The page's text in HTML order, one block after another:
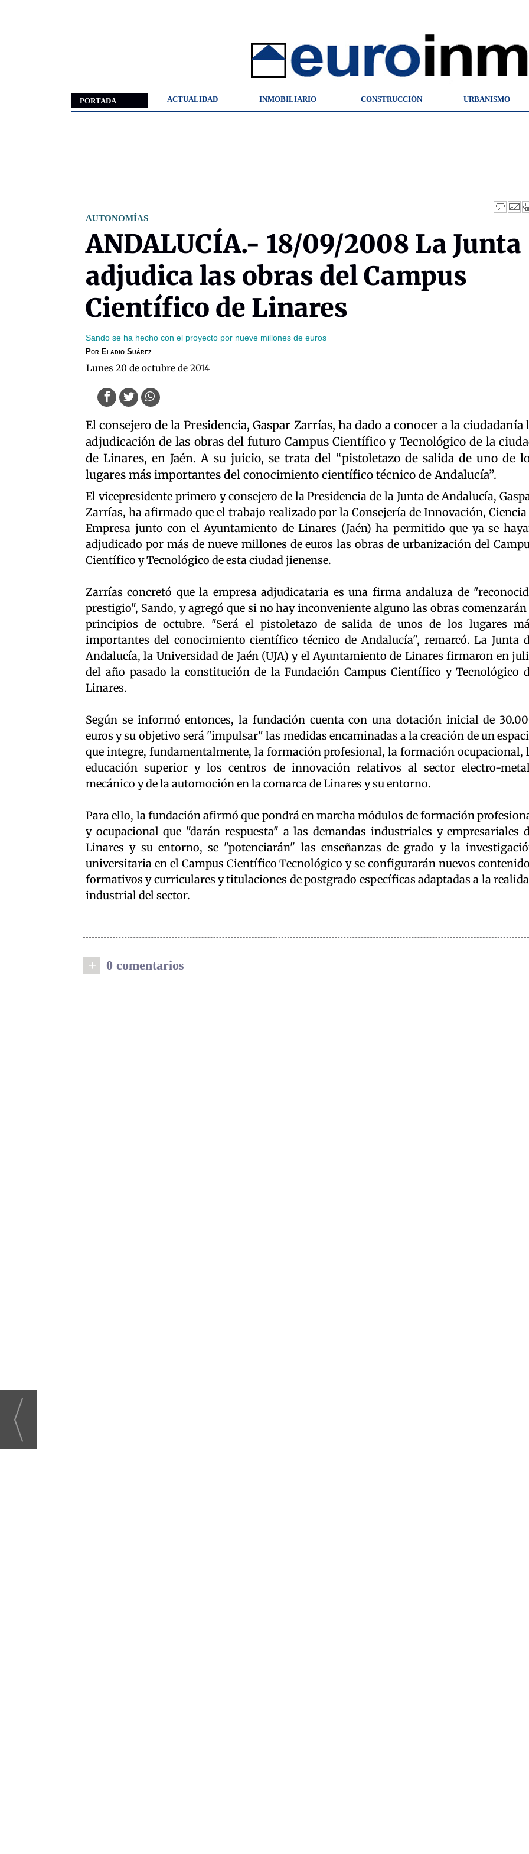
PORTADA ACTUALIDAD INMOBILIARIO CONSTRUCCIÓN URBANISMO
AUTONOMÍAS
ANDALUCÍA.- 18/09/2008 La Junta
adjudica las obras del Campus
Científico de Linares
Sando se ha hecho con el proyecto por nueve millones de euros
Por Eladio Suárez
lunes 20 de octubre de 2014
El consejero de la Presidencia, Gaspar Zarrías, ha dado a conocer a la ciudadanía
adjudicación de las obras del futuro Campus Científico y Tecnológico de la
de Linares, en Jaén. A su juicio, se trata del “pistoletazo de salida de uno de
lugares más importantes del conocimiento científico técnico de Andalucía”.
El vicepresidente primero y consejero de la Presidencia de la Junta de Andalucía,
Zarrías, ha afirmado que el trabajo realizado por la Consejería de Innovación, Ciencia
Empresa junto con el Ayuntamiento de Linares (Jaén) ha permitido que ya se
adjudicado por más de nueve millones de euros las obras de urbanización del
Científico y Tecnológico de esta ciudad jienense.
Zarrías concretó que la empresa adjudicataria es una firma andaluza de
prestigio", Sando, y agregó que si no hay inconveniente alguno las obras comenzarán
principios de octubre. "Será el pistoletazo de salida de unos de los lugares
importantes del conocimiento científico técnico de Andalucía", remarcó. La Junta
Andalucía, la Universidad de Jaén (UJA) y el Ayuntamiento de Linares firmaron en
del año pasado la constitución de la Fundación Campus Científico y Tecnológico
Linares.
Según se informó entonces, la fundación cuenta con una dotación inicial de
euros y su objetivo será "impulsar" las medidas encaminadas a la creación de un
que integre, fundamentalmente, la formación profesional, la formación ocupacional,
educación superior y los centros de innovación relativos al sector electro-
mecánico y de la automoción en la comarca de Linares y su entorno.
Para ello, la fundación afirmó que pondrá en marcha módulos de formación
y ocupacional que "darán respuesta" a las demandas industriales y empresariales
Linares y su entorno, se "potenciarán" las enseñanzas de grado y la
universitaria en el Campus Científico Tecnológico y se configurarán nuevos
formativos y curriculares y titulaciones de postgrado específicas adaptadas a la
industrial del sector.
+ 0 comentarios